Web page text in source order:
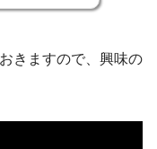
きますので、興味の